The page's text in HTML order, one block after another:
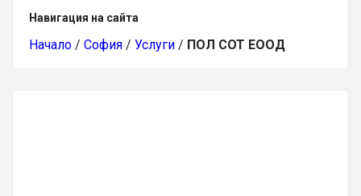
Навигация на сайта
Начало / София / Услуги / ПОЛ СОТ ЕООД